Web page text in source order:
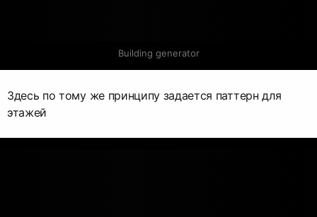
Building generator
Здесь по тому же принципу задается паттерн для
этажей